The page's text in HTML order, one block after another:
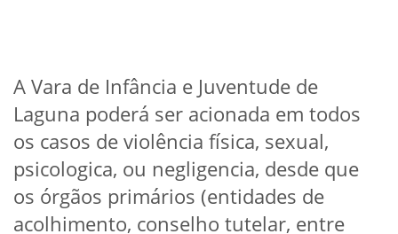
A Vara de Infância e Juventude de
Laguna poderá ser acionada em todos
os casos de violência física, sexual,
psicologica, ou negligencia, desde que
os órgãos primários (entidades de
acolhimento, conselho tutelar, entre